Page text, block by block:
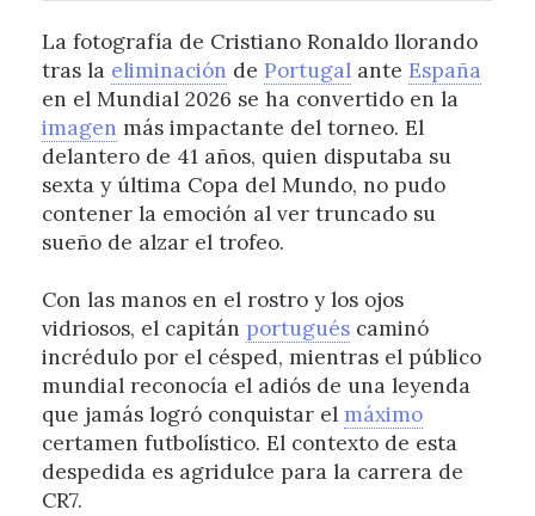
La fotografía de Cristiano Ronaldo llorando
tras la eliminación de Portugalante España
en el Mundial 2026 se ha convertido en la
imagen más impactante del torneo. El
delantero de 41 años, quien disputaba su
sexta y última Copa del Mundo, no pudo
contener la emoción al ver truncado su
sueño de alzar el trofeo.
Con las manos en el rostro y los ojos
vidriosos, el capitán portuguéscaminó
incrédulo por el césped, mientras el público
mundial reconocía el adiós de una leyenda
que jamás logró conquistar el máximo
certamen futbolístico. El contexto de esta
despedida es agridulce para la carrera de
CR7.